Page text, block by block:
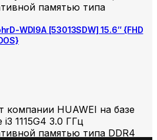
памятью типа
WDI9A [53013SDW] 15.6″ {FHD
компании HUAWEI на базе
1115G4 3.0 ГГц
памятью типа DDR4